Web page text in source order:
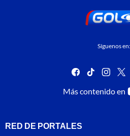
Síguenos en:
facebook
tiktok
Más contenido en
RED DE PORTALES